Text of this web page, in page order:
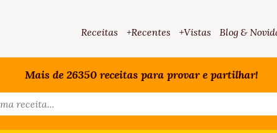
Receitas +Recentes +Vistas Blog &
Mais de 26350 receitas para provar e partilhar!